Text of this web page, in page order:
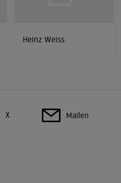
Heinz Weiss
X Mailen